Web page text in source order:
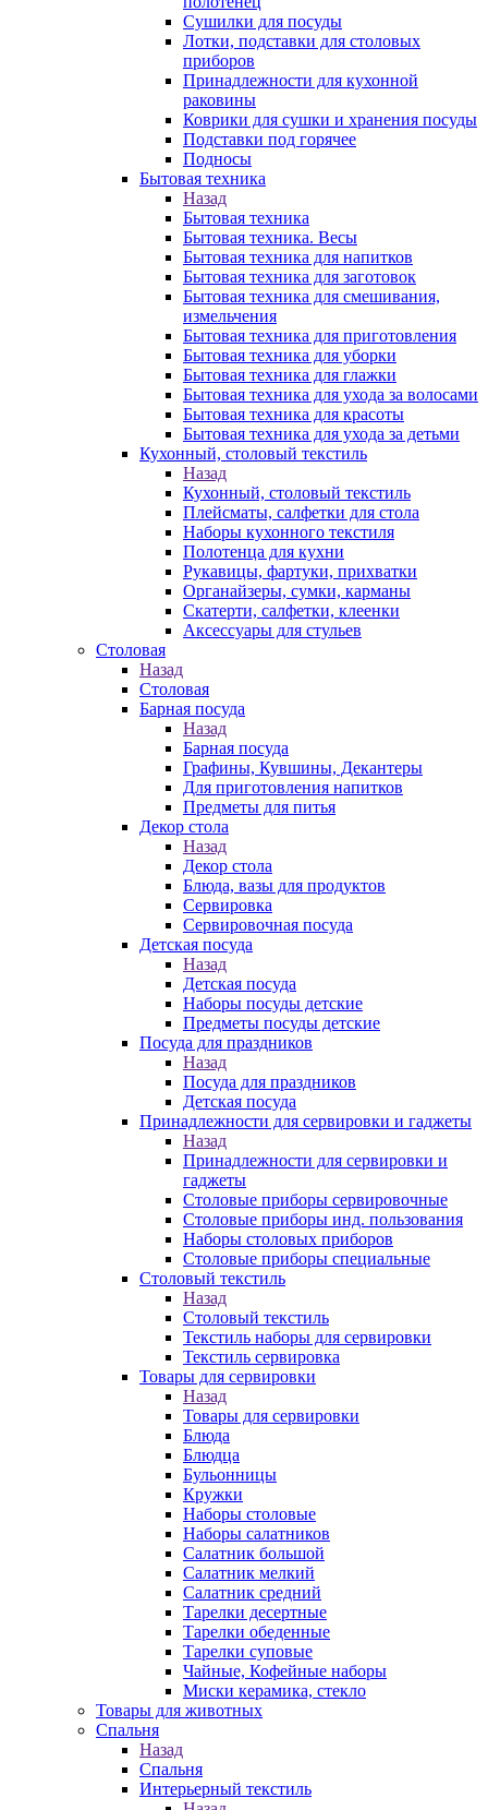
Сушилки для посуды
Лотки, подставки для столовых
приборов
Принадлежности для кухонной
раковины
Коврики для сушки и хранения посуды
Подставки под горячее
Подносы
Бытовая техника
Назад
Бытовая техника
Бытовая техника. Весы
Бытовая техника для напитков
Бытовая техника для заготовок
Бытовая техника для смешивания,
измельчения
Бытовая техника для приготовления
Бытовая техника для уборки
Бытовая техника для глажки
Бытовая техника для ухода за волосами
Бытовая техника для красоты
Бытовая техника для ухода за детьми
Кухонный, столовый текстиль
Назад
Кухонный, столовый текстиль
Плейсматы, салфетки для стола
Наборы кухонного текстиля
Полотенца для кухни
Рукавицы, фартуки, прихватки
Органайзеры, сумки, карманы
Скатерти, салфетки, клеенки
Аксессуары для стульев
Столовая
Назад
Столовая
Барная посуда
Назад
Барная посуда
Графины, Кувшины, Декантеры
Для приготовления напитков
Предметы для питья
Декор стола
Назад
Декор стола
Блюда, вазы для продуктов
Сервировка
Сервировочная посуда
Детская посуда
Назад
Детская посуда
Наборы посуды детские
Предметы посуды детские
Посуда для праздников
Назад
Посуда для праздников
Детская посуда
Принадлежности для сервировки и гаджеты
Назад
Принадлежности для сервировки и
гаджеты
Столовые приборы сервировочные
Столовые приборы инд. пользования
Наборы столовых приборов
Столовые приборы специальные
Столовый текстиль
Назад
Столовый текстиль
Текстиль наборы для сервировки
Текстиль сервировка
Товары для сервировки
Назад
Товары для сервировки
Блюда
Блюдца
Бульонницы
Кружки
Наборы столовые
Наборы салатников
Салатник большой
Салатник мелкий
Салатник средний
Тарелки десертные
Тарелки обеденные
Тарелки суповые
Чайные, Кофейные наборы
Миски керамика, стекло
Товары для животных
Спальня
Назад
Спальня
Интерьерный текстиль